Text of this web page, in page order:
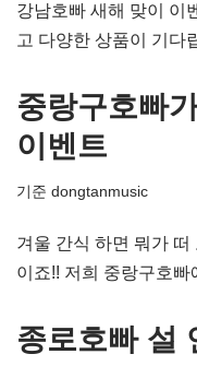
강남호빠 새해 맞이 이
고 다양한 상품이 기다
중랑구호빠
이벤트
기준 dongtanmusic
겨울 간식 하면 뭐가
이죠!! 저희 중랑구호빠
종로호빠 설